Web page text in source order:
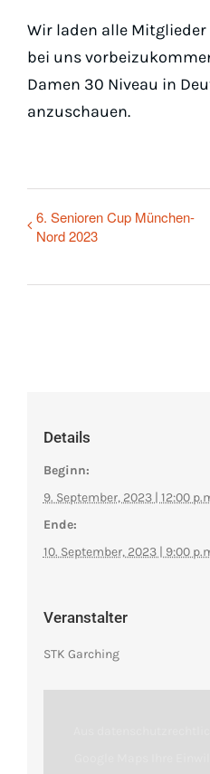
Wir laden alle
bei uns
Damen 30 Niveau in
anzuschauen.
6. Senioren Cup München-
Nord 2023
Details
Beginn:
9. September, 2023 | 12:00
Ende:
10. September, 2023 | 9:00
Veranstalter
STK Garching